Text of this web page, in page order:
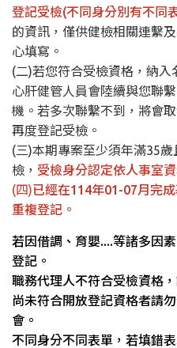
登記受檢(不同身分別有不同
的資訊，僅供健檢相關連繫
心填寫。
(二)若您符合受檢資格，納
心肝健管人員會陸續與您聯
機。若多次聯繫不到，將會
再度登記受檢。
(三)本期專案至少須年滿35
檢， 受檢身分認定依人事室
(四)已經在114年01-07月完
重複登記。
若因借調、育嬰....等諸多因
登記。
職務代理人不符合受檢資格，
尚未符合開放登記資格者請
會。
不同身分不同表單，若填錯